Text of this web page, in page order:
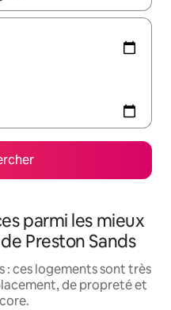
parmi les mieux
Preston Sands
: ces logements sont très
de propreté et